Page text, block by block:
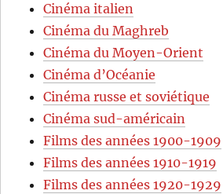
Cinéma italien
Cinéma du Maghreb
Cinéma du Moyen-Orient
Cinéma d’Océanie
Cinéma russe et soviétique
Cinéma sud-américain
Films des années 1900-1909
Films des années 1910-1919
Films des années 1920-1929